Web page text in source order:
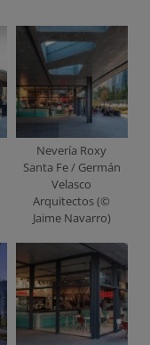
Nevería Roxy
Santa Fe / Germán
Velasco
Arquitectos (©
Jaime Navarro)